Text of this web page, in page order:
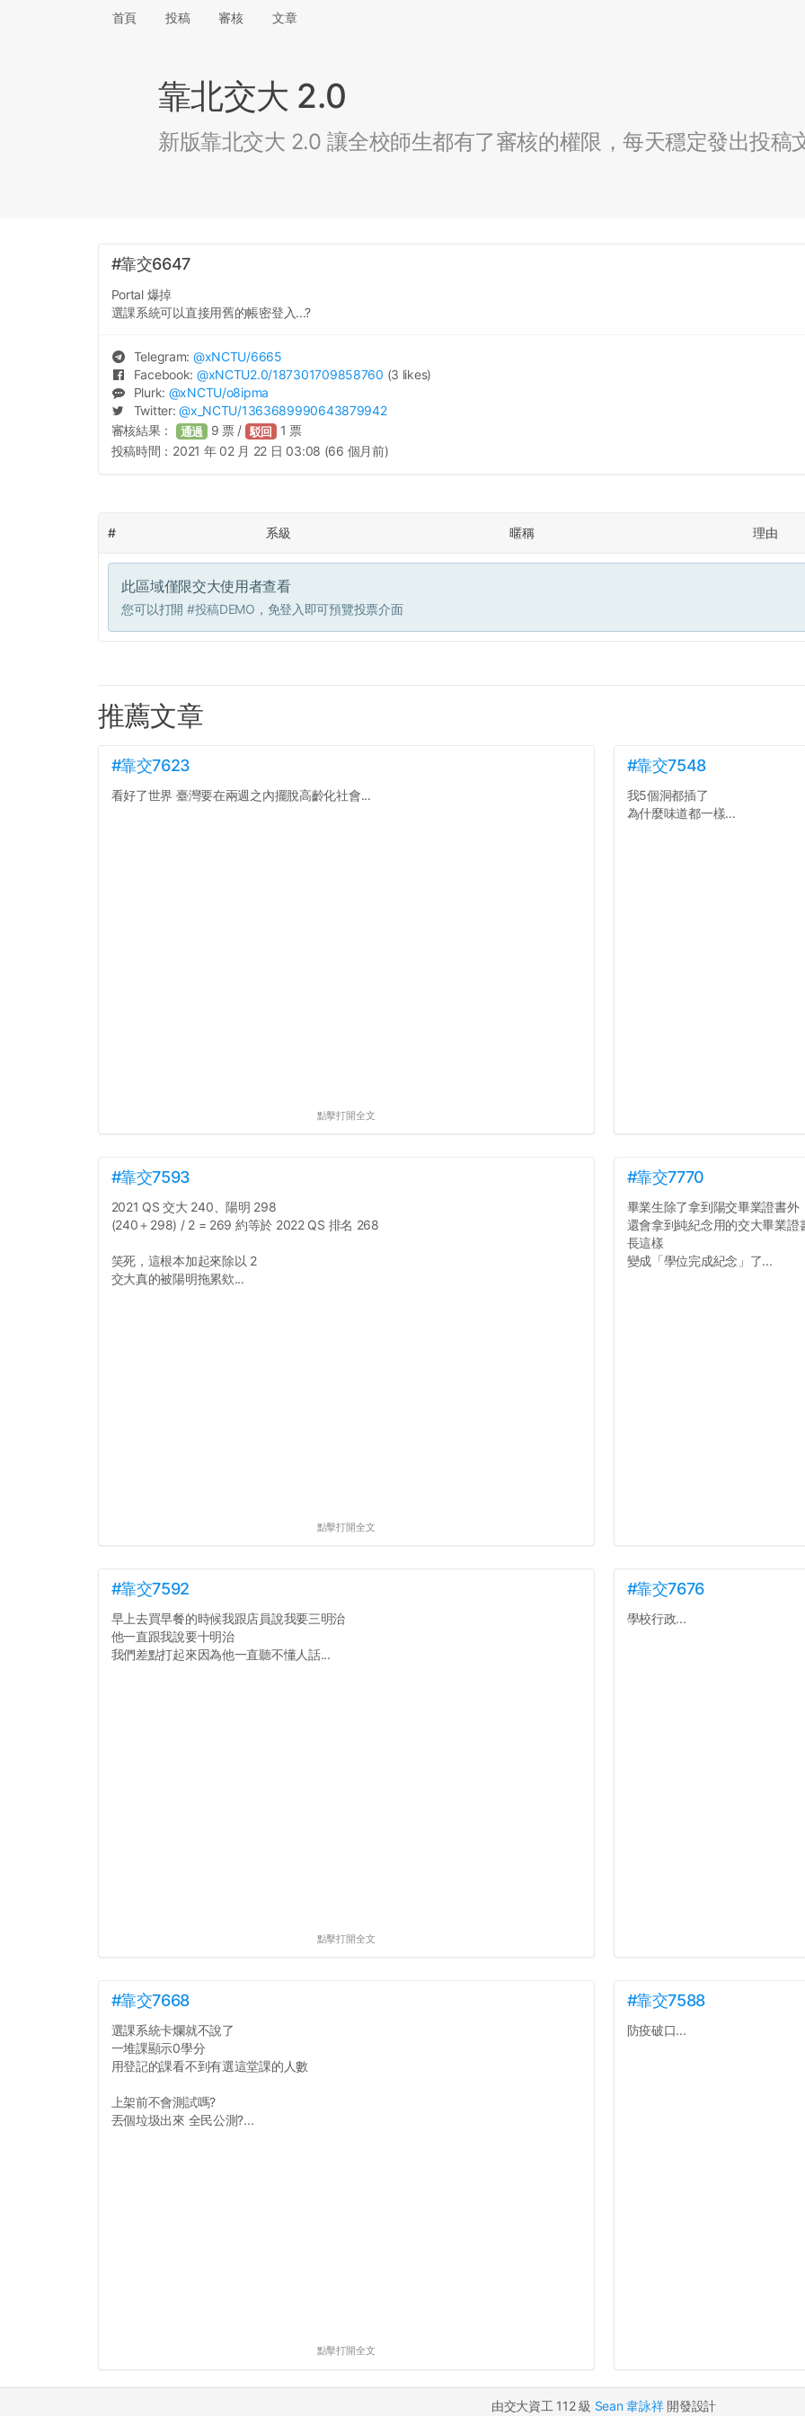
首頁 投稿 審核 文章
靠北交大 2.0
新版靠北交大 2.0 讓全校師生都有了審核的權限，每天穩定發出投稿
#靠交6647
Portal 爆掉
選課系統可以直接用舊的帳密登入...?
Telegram: @xNCTU/6665
Facebook: @xNCTU2.0/187301709858760 (3 likes)
Plurk: @xNCTU/o8ipma
Twitter:@x_NCTU/1363689990643879942
審核結果： 通過 9 票 / 駁回 1 票
投稿時間： 2021 年 02 月 22 日 03:08 (66 個月前)
# 系級 暱稱 理由
此區域僅限交大使用者查看
您可以打開 #投稿DEMO ，免登入即可預覽投票介面
推薦文章
#靠交7623
看好了世界 臺灣要在兩週之內擺脫高齡化社會...
點擊打開全文
#靠交7548
我5個洞都插了
為什麼味道都一樣...
#靠交7593
2021 QS 交大 240、陽明 298
(240＋298) / 2 = 269 約等於 2022 QS 排名 268
笑死，這根本加起來除以 2
交大真的被陽明拖累欸...
點擊打開全文
#靠交7770
畢業生除了拿到陽交畢業證書外
還會拿到純紀念用的交大畢業證
長這樣
變成「學位完成紀念」了...
#靠交7592
早上去買早餐的時候我跟店員說我要三明治
他一直跟我說要十明治
我們差點打起來因為他一直聽不懂人話...
點擊打開全文
#靠交7676
學校行政...
#靠交7668
選課系統卡爛就不說了
一堆課顯示0學分
用登記的課看不到有選這堂課的人數
上架前不會測試嗎?
丟個垃圾出來 全民公測?...
點擊打開全文
#靠交7588
防疫破口...
由交大資工 112 級 Sean 韋詠祥開發設計